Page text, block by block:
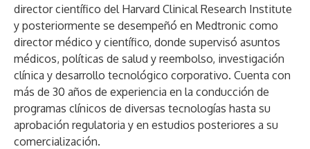
director científico del Harvard Clinical Research Institute
y posteriormente se desempeñó en Medtronic como
director médico y científico, donde supervisó asuntos
médicos, políticas de salud y reembolso, investigación
clínica y desarrollo tecnológico corporativo. Cuenta con
más de 30 años de experiencia en la conducción de
programas clínicos de diversas tecnologías hasta su
aprobación regulatoria y en estudios posteriores a su
comercialización.